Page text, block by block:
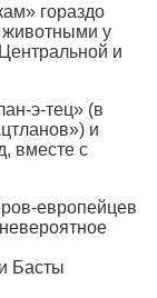
гораздо
у
и
э-тец» (в
и
вместе с
европейцев
Басты